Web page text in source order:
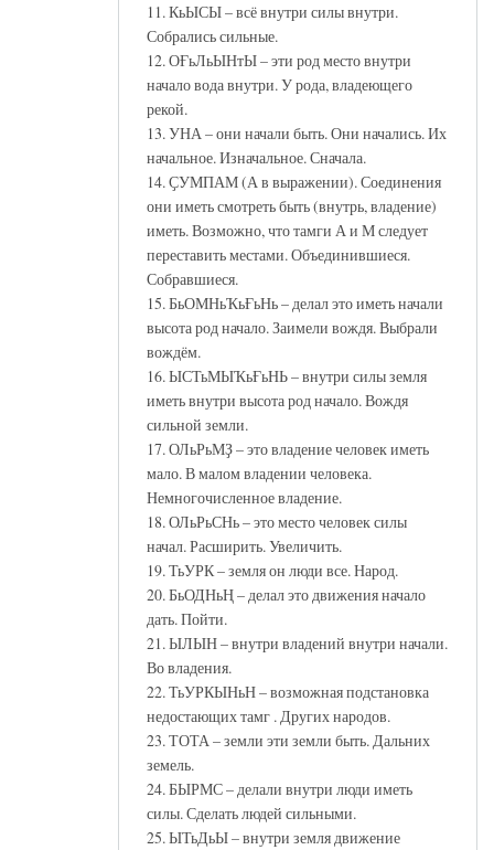
11. КьЫСЫ – всё внутри силы внутри.
Собрались сильные.
12. ОҒьЛьЫНтЫ – эти род место внутри
начало вода внутри. У рода, владеющего
рекой.
13. УНА – они начали быть. Они начались. Их
начальное. Изначальное. Сначала.
14. ҪУМПАМ (А в выражении). Соединения
они иметь смотреть быть (внутрь, владение)
иметь. Возможно, что тамги А и М следует
переставить местами. Объединившиеся.
Собравшиеся.
15. БьОМНьҠьҒьНь – делал это иметь начали
высота род начало. Заимели вождя. Выбрали
вождём.
16. ЫСТьМЫҠьҒьНЬ – внутри силы земля
иметь внутри высота род начало. Вождя
сильной земли.
17. ОЛьРьМҘ – это владение человек иметь
мало. В малом владении человека.
Немногочисленное владение.
18. ОЛьРьСНь – это место человек силы
начал. Расширить. Увеличить.
19. ТьУРК – земля он люди все. Народ.
20. БьОДНьҢ – делал это движения начало
дать. Пойти.
21. ЫЛЫН – внутри владений внутри начали.
Во владения.
22. ТьУРКЫНьН – возможная подстановка
недостающих тамг . Других народов.
23. ТОТА – земли эти земли быть. Дальних
земель.
24. БЫРМС – делали внутри люди иметь
силы. Сделать людей сильными.
25. ЫТьДьЫ – внутри земля движение